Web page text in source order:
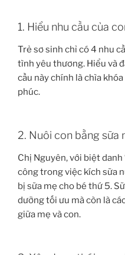
1. Hiểu nhu cầu của
Trẻ sơ sinh chỉ có 4 nhu
tình yêu thương. Hiểu và
cầu này chính là chìa
phúc.
2. Nuôi con bằng sữa
Chị Nguyên, với biệt danh
công trong việc kích sữa
bị sữa mẹ cho bé thứ 5.
dưỡng tối ưu mà còn là
giữa mẹ và con.